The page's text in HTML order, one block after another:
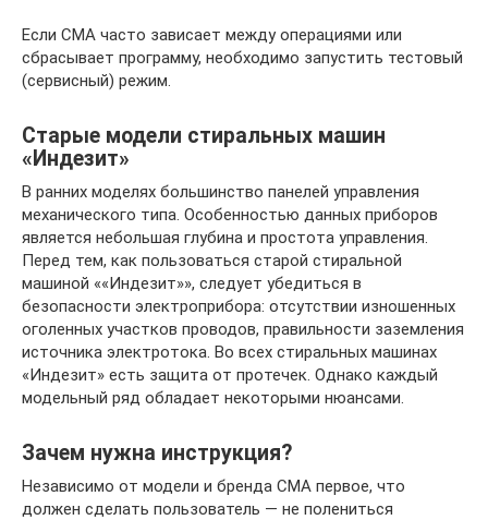
Если СМА часто зависает между операциями или
сбрасывает программу, необходимо запустить тестовый
(сервисный) режим.
Старые модели стиральных машин
«Индезит»
В ранних моделях большинство панелей управления
механического типа. Особенностью данных приборов
является небольшая глубина и простота управления.
Перед тем, как пользоваться старой стиральной
машиной ««Индезит»», следует убедиться в
безопасности электроприбора: отсутствии изношенных
оголенных участков проводов, правильности заземления
источника электротока. Во всех стиральных машинах
«Индезит» есть защита от протечек. Однако каждый
модельный ряд обладает некоторыми нюансами.
Зачем нужна инструкция?
Независимо от модели и бренда СМА первое, что
должен сделать пользователь — не полениться